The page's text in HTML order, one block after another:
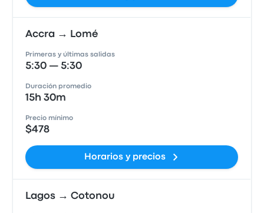
Accra → Lomé
Primeras y últimas salidas
5:30 — 5:30
Duración promedio
15h 30m
Precio mínimo
$478
Horarios y precios
Lagos → Cotonou